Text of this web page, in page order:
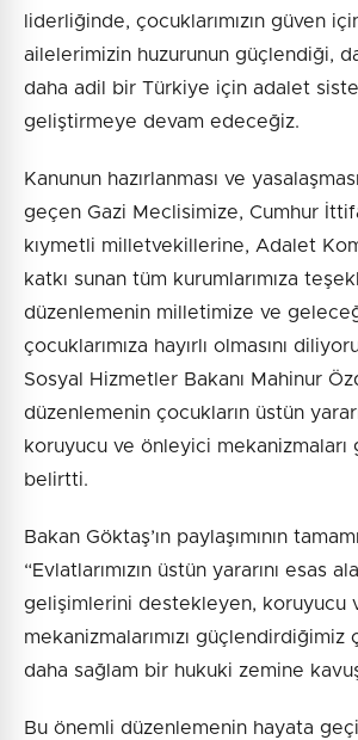
liderliğinde, çocuklarımızın güven
ailelerimizin huzurunun güçlendiği,
daha adil bir Türkiye için adalet
geliştirmeye devam edeceğiz.
Kanunun hazırlanması ve
geçen Gazi Meclisimize, Cumhur
kıymetli milletvekillerine, Adalet
katkı sunan tüm kurumlarımıza
düzenlemenin milletimize ve
çocuklarımıza hayırlı olmasını
Sosyal Hizmetler Bakanı Mahinur
düzenlemenin çocukların üstün
koruyucu ve önleyici
belirtti.
Bakan Göktaş’ın paylaşımının
“Evlatlarımızın üstün yararını esas
gelişimlerini destekleyen, koruyucu
mekanizmalarımızı güçlendirdiğimiz
daha sağlam bir hukuki zemine
Bu önemli düzenlemenin hayata